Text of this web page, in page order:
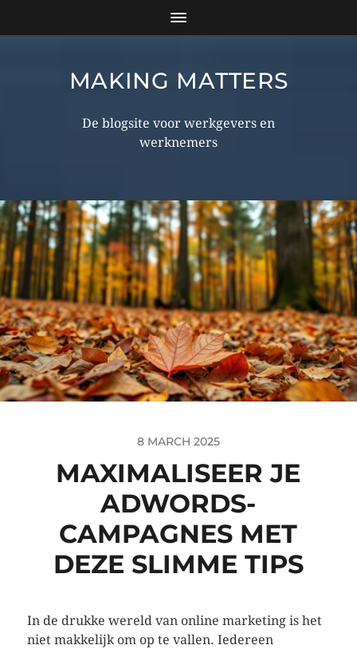
MAKING MATTERS
De blogsite voor werkgevers en
werknemers
8 MARCH 2025
MAXIMALISEER JE
ADWORDS-
CAMPAGNES MET
DEZE SLIMME TIPS
In de drukke wereld van online marketing is het
niet makkelijk om op te vallen. Iedereen